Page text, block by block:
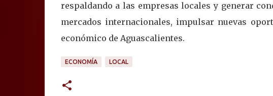
respaldando a las empresas locales y generar
mercados internacionales, impulsar nuevas
económico de Aguascalientes.
ECONOMÍA LOCAL